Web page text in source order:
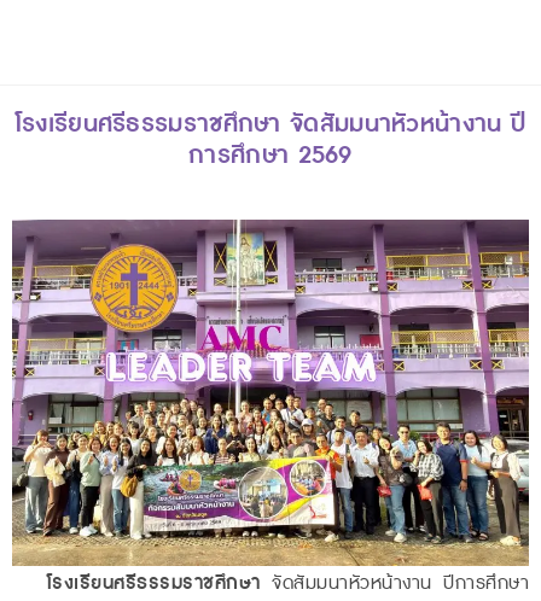
โรงเรียนศรีธรรมราชศึกษา จัดสัมมนาหัวหน้างาน ปี
การศึกษา 2569
โรงเรียนศรีธรรมราชศึกษา จัดสัมมนาหัวหน้างาน ปีการศึกษา